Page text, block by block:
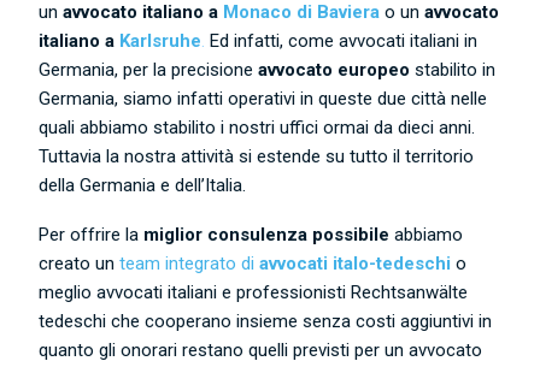
unavvocato italiano a Monaco di Baviera o unavvocato
italiano a Karlsruhe. Ed infatti, come avvocati italiani in
Germania, per la precisione avvocato europeo stabilito in
Germania, siamo infatti operativi in queste due città nelle
quali abbiamo stabilito i nostri uffici ormai da dieci anni.
Tuttavia la nostra attività si estende su tutto il territorio
della Germania e dell’Italia.
Per offrire la miglior consulenza possibile abbiamo
creato un team integrato diavvocati italo-tedeschi o
meglio avvocati italiani e professionisti Rechtsanwälte
tedeschi che cooperano insieme senza costi aggiuntivi in
quanto gli onorari restano quelli previsti per un avvocato